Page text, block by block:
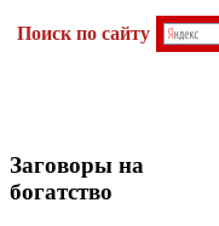
Поиск по сайту
Заговоры на
богатство